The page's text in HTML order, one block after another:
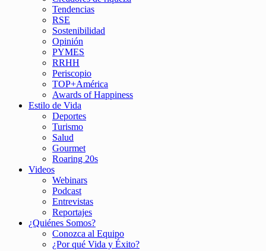
Tendencias
RSE
Sostenibilidad
Opinión
PYMES
RRHH
Periscopio
TOP+América
Awards of Happiness
Estilo de Vida
Deportes
Turismo
Salud
Gourmet
Roaring 20s
Videos
Webinars
Podcast
Entrevistas
Reportajes
¿Quiénes Somos?
Conozca al Equipo
¿Por qué Vida y Éxito?